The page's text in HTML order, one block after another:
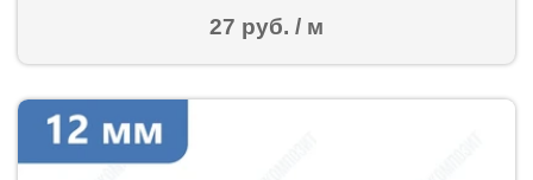
27 руб. / м